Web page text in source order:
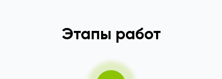
Этапы работ